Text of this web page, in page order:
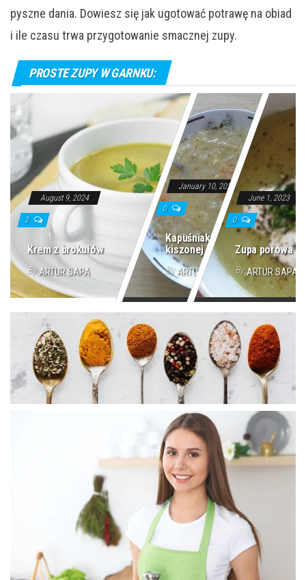
pyszne dania. Dowiesz się jak ugotować potrawę na obiad
i ile czasu trwa przygotowanie smacznej zupy.
PROSTE ZUPY W GARNKU:
August 9, 2024
2
Krem z brokułów
By ARTUR SAPA
January 10, 2024
0
Kapuśniak z
kiszonej kapusty
By ARTUR SAPA
June 1, 2023
0
Zupa porowa
By ARTUR SAPA